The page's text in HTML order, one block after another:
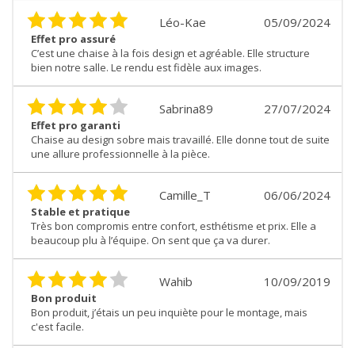
05/09/2024
Léo-Kae
Effet pro assuré
C’est une chaise à la fois design et agréable. Elle structure
bien notre salle. Le rendu est fidèle aux images.
27/07/2024
Sabrina89
Effet pro garanti
Chaise au design sobre mais travaillé. Elle donne tout de suite
une allure professionnelle à la pièce.
06/06/2024
Camille_T
Stable et pratique
Très bon compromis entre confort, esthétisme et prix. Elle a
beaucoup plu à l’équipe. On sent que ça va durer.
10/09/2019
Wahib
Bon produit
Bon produit, j’étais un peu inquiète pour le montage, mais
c'est facile.